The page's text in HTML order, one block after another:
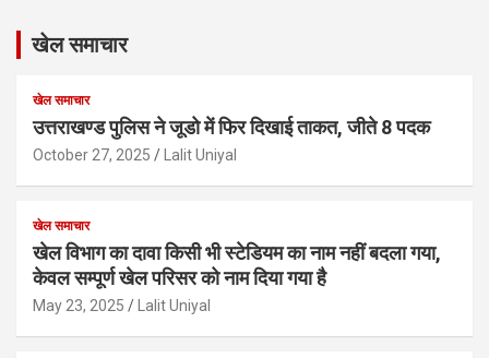
खेल समाचार
खेल समाचार
उत्तराखण्ड पुलिस ने जूडो में फिर दिखाई ताकत, जीते 8 पदक
October 27, 2025 Lalit Uniyal
खेल समाचार
खेल विभाग का दावा किसी भी स्टेडियम का नाम नहीं बदला गया,
केवल सम्पूर्ण खेल परिसर को नाम दिया गया है
May 23, 2025 Lalit Uniyal